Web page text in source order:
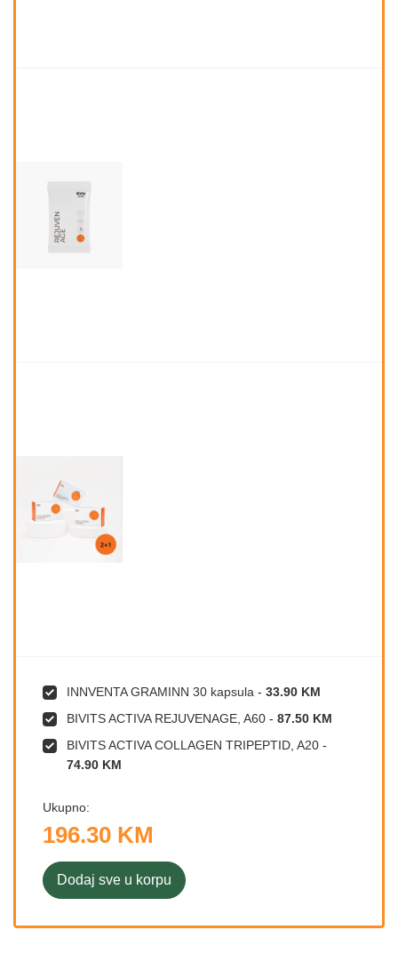
INNVENTA GRAMINN 30 kapsula - 33.90 KM
BIVITS ACTIVA REJUVENAGE, A60 - 87.50 KM
BIVITS ACTIVA COLLAGEN TRIPEPTID, A20 -
74.90 KM
Ukupno:
196.30 KM
Dodaj sve u korpu